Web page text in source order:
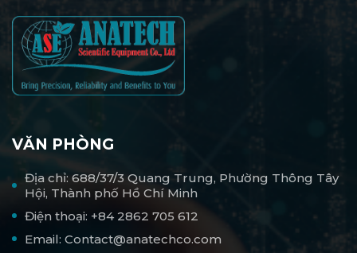
VĂN PHÒNG
Địa chỉ: 688/37/3 Quang Trung, Phường Thông Tây
Hội, Thành phố Hồ Chí Minh
Điện thoại: +84 2862 705 612
Email: Contact@anatechco.com